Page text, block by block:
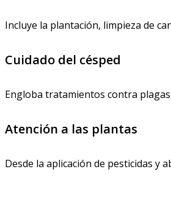
Incluye la plantación, limpieza de
Cuidado del césped
Engloba tratamientos contra
Atención a las plantas
Desde la aplicación de pesticidas y